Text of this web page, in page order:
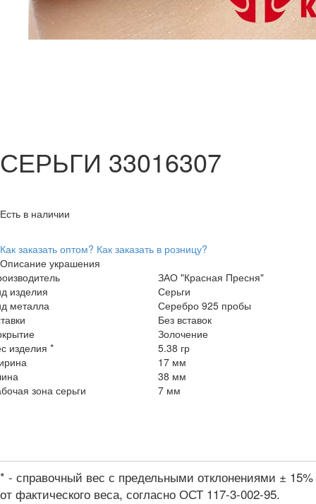
СЕРЬГИ 33016307
Есть в наличии
Как заказать оптом? Как заказать в розницу?
Описание украшения
ЗАО "Красная Пресня"
изделия
Серьги
металла
Серебро 925 пробы
Без вставок
Золочение
изделия *
5.38 гр
17 мм
38 мм
зона серьги
7 мм
* - справочный вес с предельными отклонениями ± 15%
от фактического веса, согласно ОСТ 117-3-002-95.